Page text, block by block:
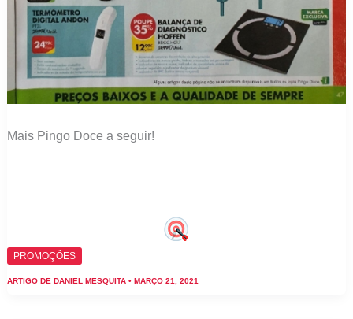
Mais Pingo Doce a seguir!
PROMOÇÕES
ARTIGO DE DANIEL MESQUITA • MARÇO 21, 2021